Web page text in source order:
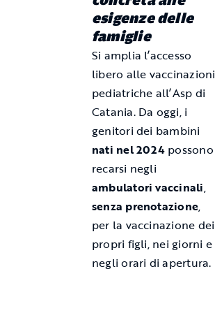
esigenze delle
famiglie
Si amplia l’accesso
libero alle vaccinazioni
pediatriche all’Asp di
Catania. Da oggi, i
genitori dei bambini
nati nel 2024possono
recarsi negli
ambulatori vaccinali,
senza prenotazione,
per la vaccinazione dei
propri figli, nei giorni e
negli orari di apertura.